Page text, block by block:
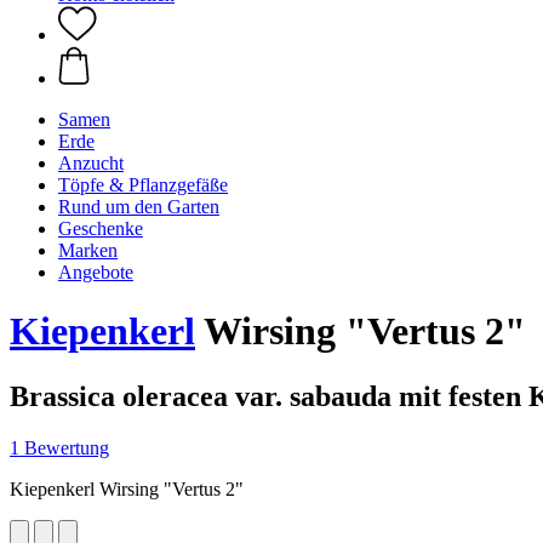
Samen
Erde
Anzucht
Töpfe & Pflanzgefäße
Rund um den Garten
Geschenke
Marken
Angebote
KiepenkerlWirsing "Vertus 2"
Brassica oleracea var. sabauda mit festen
1 Bewertung
Kiepenkerl Wirsing "Vertus 2"